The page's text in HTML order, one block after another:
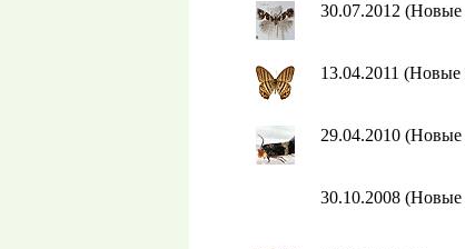
30.07.2012
13.04.2011
29.04.2010
30.10.2008